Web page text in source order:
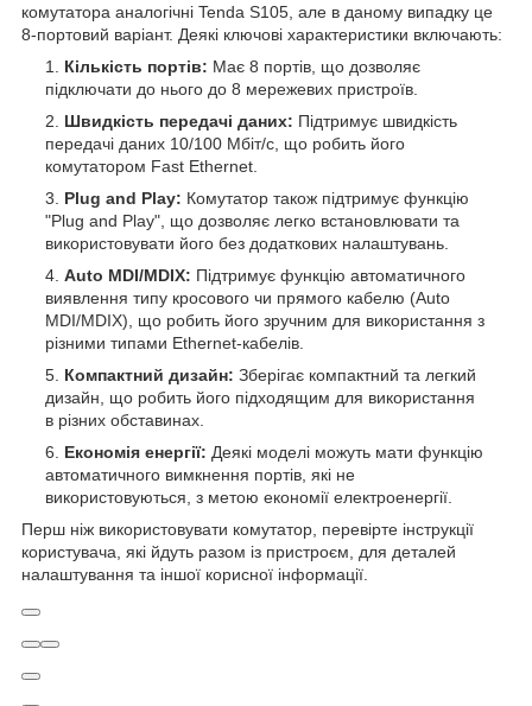
комутатора аналогічні Tenda S105, але в даному випадку це
8-портовий варіант. Деякі ключові характеристики включають:
Кількість портів: Має 8 портів, що дозволяє
підключати до нього до 8 мережевих пристроїв.
Швидкість передачі даних: Підтримує швидкість
передачі даних 10/100 Мбіт/с, що робить його
комутатором Fast Ethernet.
Plug and Play: Комутатор також підтримує функцію
"Plug and Play", що дозволяє легко встановлювати та
використовувати його без додаткових налаштувань.
Auto MDI/MDIX: Підтримує функцію автоматичного
виявлення типу кросового чи прямого кабелю (Auto
MDI/MDIX), що робить його зручним для використання з
різними типами Ethernet-кабелів.
Компактний дизайн: Зберігає компактний та легкий
дизайн, що робить його підходящим для використання
в різних обставинах.
Економія енергії: Деякі моделі можуть мати функцію
автоматичного вимкнення портів, які не
використовуються, з метою економії електроенергії.
Перш ніж використовувати комутатор, перевірте інструкції
користувача, які йдуть разом із пристроєм, для деталей
налаштування та іншої корисної інформації.